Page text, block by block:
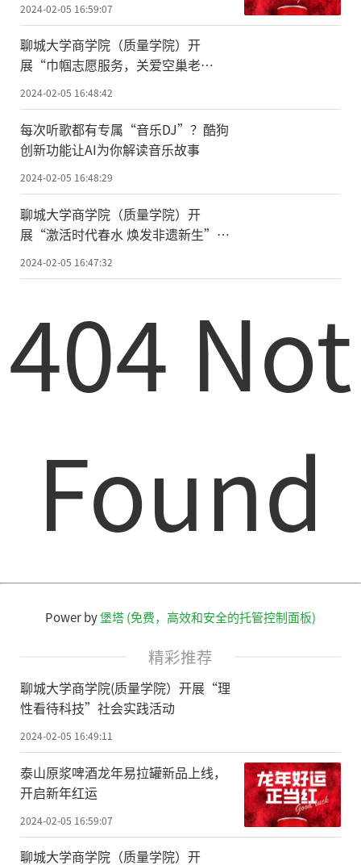
2024-02-05 16:59:07
聊城大学商学院（质量学院）开
展“巾帼志愿服务，关爱空巢老
人”活动
2024-02-05 16:48:42
每次听歌都有专属“音乐DJ”？酷狗
创新功能让AI为你解读音乐故事
2024-02-05 16:48:29
聊城大学商学院（质量学院）开
展“激活时代春水 焕发非遗新生”社
会实践活动
2024-02-05 16:47:32
404 Not
Found
Power by堡塔 (免费，高效和安全的托管控制面板)
精彩推荐
聊城大学商学院(质量学院）开展“理
性看待科技”社会实践活动
2024-02-05 16:49:11
泰山原浆啤酒龙年易拉罐新品上线，
开启新年红运
2024-02-05 16:59:07
聊城大学商学院（质量学院）开